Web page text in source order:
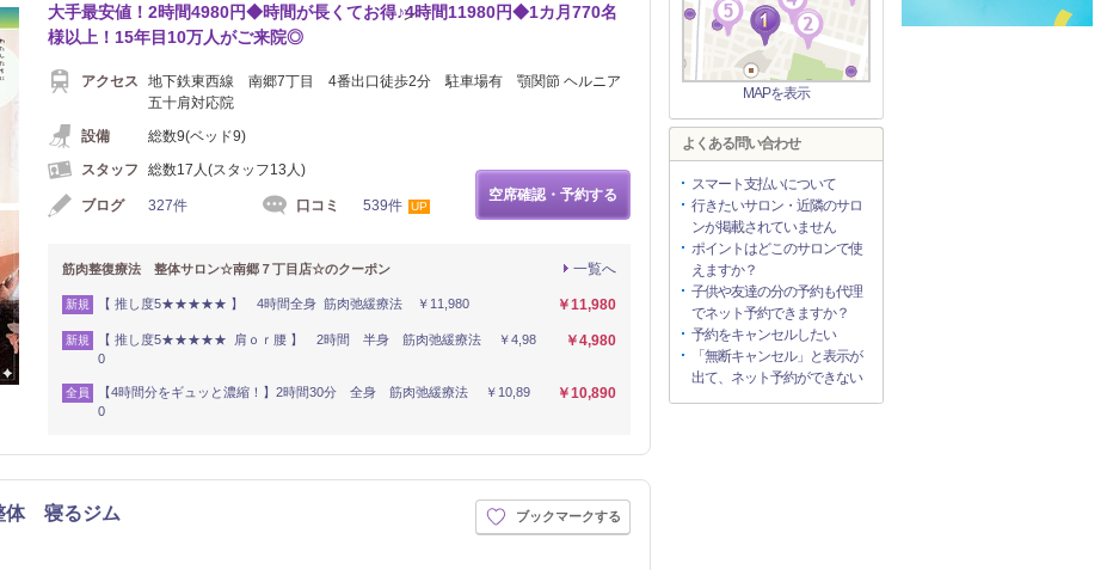
大手最安値！2時間4980円◆時間が長くてお得♪4時間11980円◆1カ月770名
様以上！15年目10万人がご来院◎
アクセス
地下鉄東西線 南郷7丁目 4番出口徒歩2分 駐車場有 顎関節 ヘルニア
五十肩対応院
設備
総数9(ベッド9)
スタッフ
総数17人(スタッフ13人)
ブログ 327件 口コミ 539件 UP
空席確認・予約する
一覧へ
筋肉整復療法 整体サロン☆南郷７丁目店☆のクーポン
新規 【 推し度5★★★★★ 】 4時間全身 筋肉弛緩療法 ￥11,980 ￥11,980
新規
【 推し度5★★★★★ 肩ｏｒ腰 】 2時間 半身 筋肉弛緩療法 ￥4,98
0
￥4,980
全員
【4時間分をギュッと濃縮！】2時間30分 全身 筋肉弛緩療法 ￥10,89
0
￥10,890
体 寝るジム ブックマークする
MAPを表示
よくある問い合わせ
スマート支払いについて
行きたいサロン・近隣のサロ
ンが掲載されていません
ポイントはどこのサロンで使
えますか？
子供や友達の分の予約も代理
でネット予約できますか？
予約をキャンセルしたい
「無断キャンセル」と表示が
出て、ネット予約ができない